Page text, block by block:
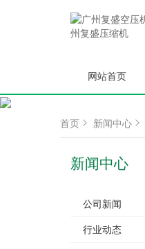
网站首页
首页 新闻中心
新闻中心
公司新闻
行业动态